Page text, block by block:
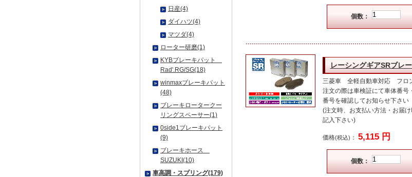
日産(4)
ダイハツ(4)
マツダ(4)
ローター研磨(1)
KYBブレーキパット
Rad'.RG/SG(18)
winmaxブレーキパット
(48)
ブレーキロータークー
リングスペーサー(1)
0side1ブレーキパット
(9)
ブレーキホース
SUZUKI(10)
車高調・スプリング(179)
個数：
レーシングギアSRブ
三菱車 全軽自動車対応 フロ
注文の際は車検証にて車体番号
番号を確認してお知らせ下さい
(注文時、お支払い方法・お届
記入下さい)
価格(税込) ： 5,115 円
個数：